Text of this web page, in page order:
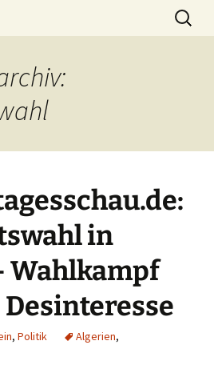
aus und mit Bezug zuSuchen
nach:
in
Wahlkampf
Desinteresse
, Politik Algerien,